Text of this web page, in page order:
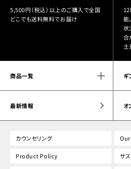
5,500円（税込）以上のご購入で全国
どこでも送料無料でお届け
能。
状
合
土
商品一覧 ギ
最新情報 オ
カウンセリング
Product Policy サ